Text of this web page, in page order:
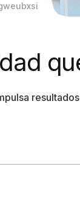
resultados